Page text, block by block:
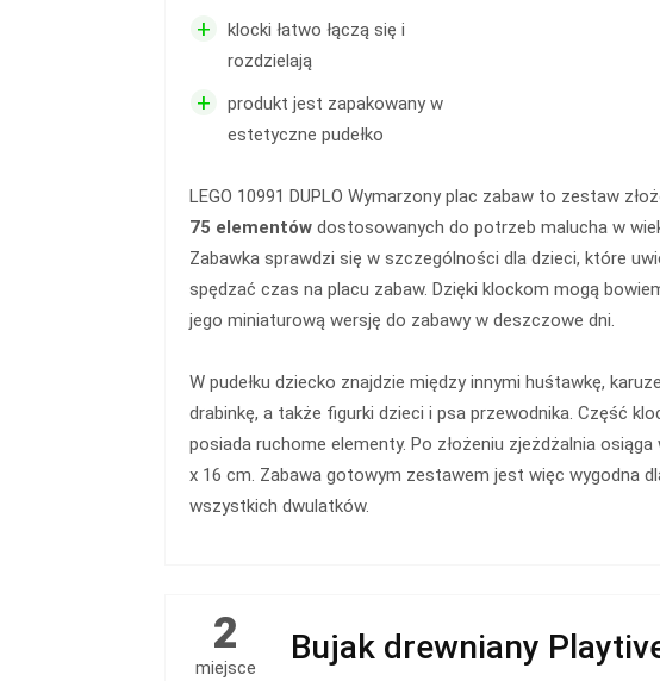
+
klocki łatwo łączą się i
rozdzielają
+
produkt jest zapakowany w
estetyczne pudełko
LEGO 10991 DUPLO Wymarzony plac zabaw to zestaw
75 elementów dostosowanych do potrzeb malucha w
Zabawka sprawdzi się w szczególności dla dzieci, które
spędzać czas na placu zabaw. Dzięki klockom mogą
jego miniaturową wersję do zabawy w deszczowe dni.
W pudełku dziecko znajdzie między innymi huśtawkę,
drabinkę, a także figurki dzieci i psa przewodnika. Część
posiada ruchome elementy. Po złożeniu zjeżdżalnia osiąga
x 16 cm. Zabawa gotowym zestawem jest więc wygodna
wszystkich dwulatków.
2
miejsce
Bujak drewniany